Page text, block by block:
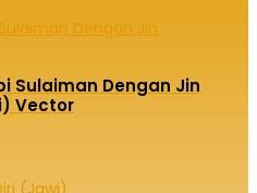
Sulaiman Dengan Jin
Vector